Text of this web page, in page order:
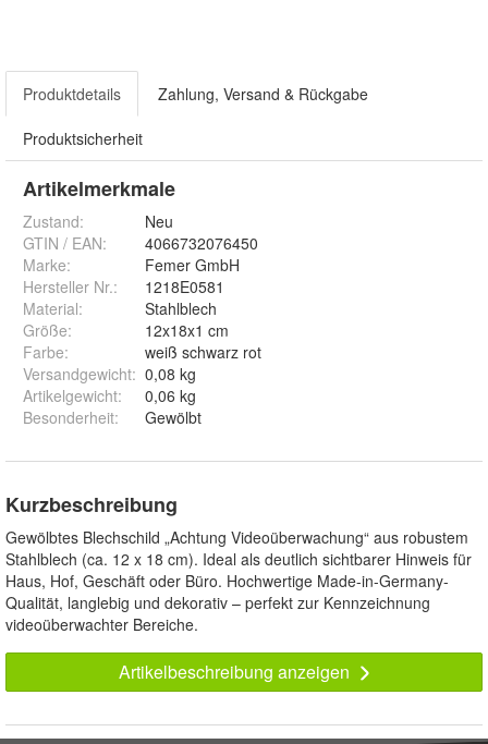
Produktdetails Zahlung, Versand & Rückgabe
Produktsicherheit
Artikelmerkmale
Zustand:
Neu
GTIN / EAN:
4066732076450
Marke:
Femer GmbH
Hersteller Nr.:
1218E0581
Material:
Stahlblech
Größe:
12x18x1 cm
Farbe:
weiß schwarz rot
Versandgewicht: 0,08 kg
Artikelgewicht:
0,06 kg
Besonderheit: Gewölbt
Kurzbeschreibung
Gewölbtes Blechschild „Achtung Videoüberwachung“ aus robustem
Stahlblech (ca. 12 x 18 cm). Ideal als deutlich sichtbarer Hinweis für
Haus, Hof, Geschäft oder Büro. Hochwertige Made-in-Germany-
Qualität, langlebig und dekorativ – perfekt zur Kennzeichnung
videoüberwachter Bereiche.
Artikelbeschreibung anzeigen